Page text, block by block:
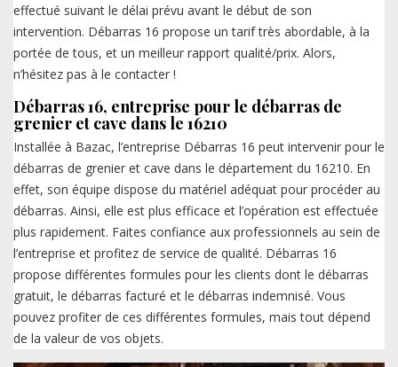
effectué suivant le délai prévu avant le début de son
intervention. Débarras 16 propose un tarif très abordable, à la
portée de tous, et un meilleur rapport qualité/prix. Alors,
n’hésitez pas à le contacter !
Débarras 16, entreprise pour le débarras de
grenier et cave dans le 16210
Installée à Bazac, l’entreprise Débarras 16 peut intervenir pour le
débarras de grenier et cave dans le département du 16210. En
effet, son équipe dispose du matériel adéquat pour procéder au
débarras. Ainsi, elle est plus efficace et l’opération est effectuée
plus rapidement. Faites confiance aux professionnels au sein de
l’entreprise et profitez de service de qualité. Débarras 16
propose différentes formules pour les clients dont le débarras
gratuit, le débarras facturé et le débarras indemnisé. Vous
pouvez profiter de ces différentes formules, mais tout dépend
de la valeur de vos objets.